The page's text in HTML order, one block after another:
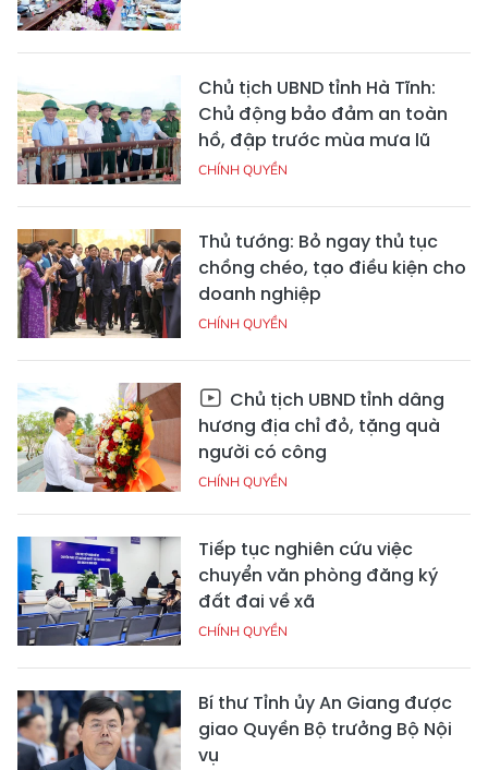
Chủ tịch UBND tỉnh Hà Tĩnh:
Chủ động bảo đảm an toàn
hồ, đập trước mùa mưa lũ
CHÍNH QUYỀN
Thủ tướng: Bỏ ngay thủ tục
chồng chéo, tạo điều kiện cho
doanh nghiệp
CHÍNH QUYỀN
Chủ tịch UBND tỉnh dâng
hương địa chỉ đỏ, tặng quà
người có công
CHÍNH QUYỀN
Tiếp tục nghiên cứu việc
chuyển văn phòng đăng ký
đất đai về xã
CHÍNH QUYỀN
Bí thư Tỉnh ủy An Giang được
giao Quyền Bộ trưởng Bộ Nội
vụ